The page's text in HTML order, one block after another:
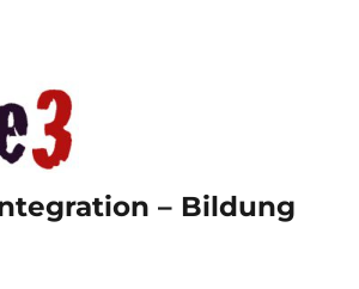
– Bildung